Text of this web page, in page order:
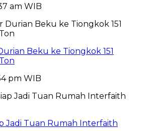
am WIB
Beku ke Tiongkok 151
pm WIB
Jadi Tuan Rumah Interfaith